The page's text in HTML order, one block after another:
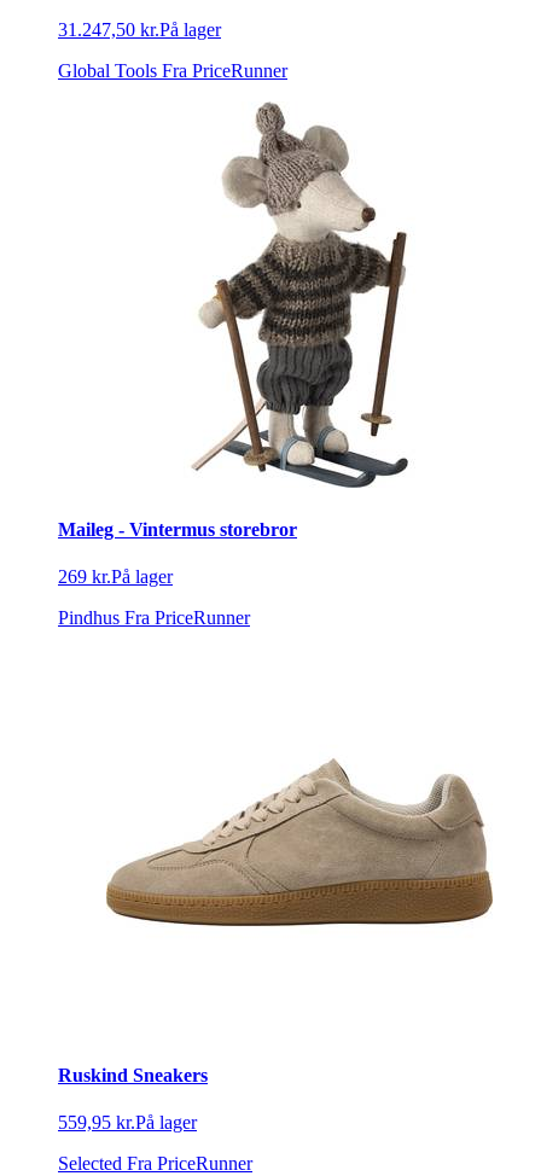
31.247,50 kr.På lager
Global Tools Fra PriceRunner
Maileg - Vintermus storebror
269 kr.På lager
Pindhus Fra PriceRunner
Ruskind Sneakers
559,95 kr.På lager
Selected Fra PriceRunner